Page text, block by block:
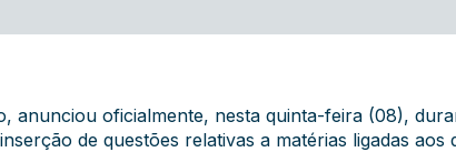
anunciou oficialmente, nesta quinta-feira (08),
de questões relativas a matérias ligadas aos